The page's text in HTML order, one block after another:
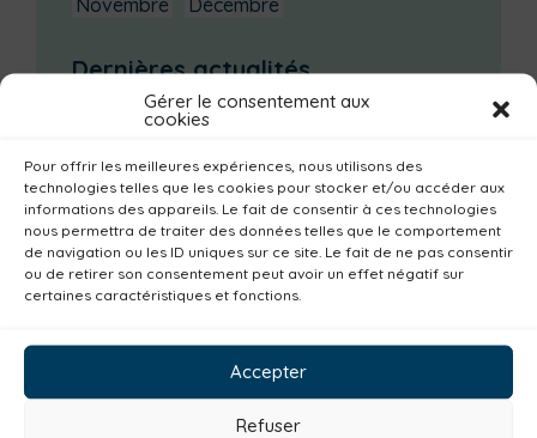
Gérer le consentement aux
cookies
Pour offrir les meilleures expériences, nous utilisons des
technologies telles que les cookies pour stocker et/ou accéder aux
informations des appareils. Le fait de consentir à ces technologies
nous permettra de traiter des données telles que le comportement
de navigation ou les ID uniques sur ce site. Le fait de ne pas consentir
ou de retirer son consentement peut avoir un effet négatif sur
certaines caractéristiques et fonctions.
Accepter
Refuser
Novembre Décembre
Dernières actualités
Groupe d’échanges entre parents : phobie
Ateliers sur la périnatalité
La saison culturelle 2026-2027 est lancée !
Changements d’horaires activités jeunes
Enquête publique
Catégories actualités / agenda
Culture
Non classé
Tourisme
Centre aquatique